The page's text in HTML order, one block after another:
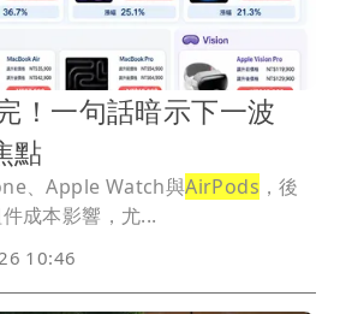
！一句話暗示下一波
點
、Apple Watch與AirPods ，後
成本影響，尤...
10:46